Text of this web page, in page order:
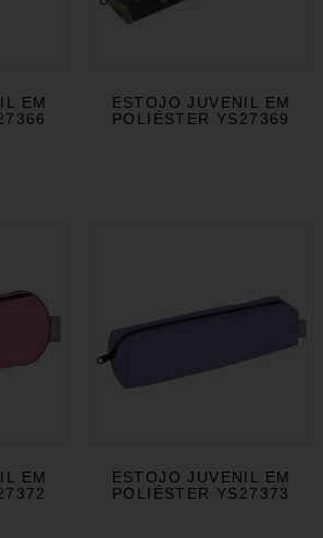
EM
ESTOJO JUVENIL EM
POLIÉSTER YS27369
EM
ESTOJO JUVENIL EM
POLIÉSTER YS27373